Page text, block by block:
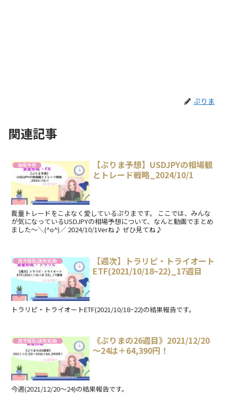
ぷりま
関連記事
相場予想
【ぷりま予想】USDJPYの相場観
とトレード戦略_2024/10/1
裁量トレードをこよなく愛しているぷりまです。 ここでは、みんな
が気になっているUSDJPYの相場予想について、なんと動画でまとめ
ました～＼(^o^)／ 2024/10/1Verね♪ ぜひ見てね♪
週次報告(運用実績)
【週次】トラリピ・トライオート
ETF(2021/10/18~22)_17週目
トラリピ・トライオートETF(2021/10/18~22)の結果報告です。
週次報告(運用実績)
《ぷりまの26週目》2021/12/20
～24は＋64,390円！
今週(2021/12/20～24)の結果報告です。